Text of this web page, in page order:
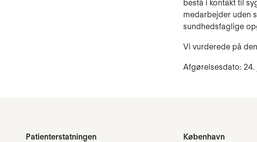
bestå i kontakt til
medarbejder uden
sundhedsfaglige
Vi vurderede på
Afgørelsesdato: 24.
Patienterstatningen
København